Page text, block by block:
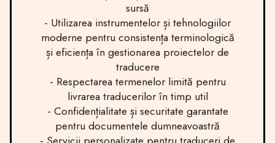
sursă
- Utilizarea instrumentelor și tehnologiilor
moderne pentru consistența terminologică
și eficiența în gestionarea proiectelor de
traducere
- Respectarea termenelor limită pentru
livrarea traducerilor în timp util
- Confidențialitate și securitate garantate
pentru documentele dumneavoastră